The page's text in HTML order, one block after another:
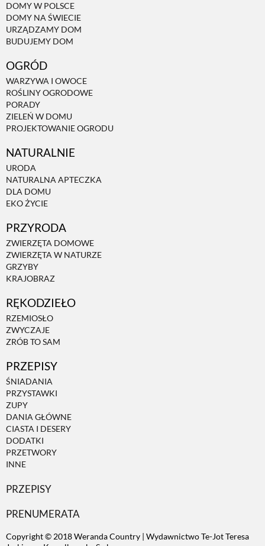
DOMY W POLSCE
DOMY NA ŚWIECIE
URZĄDZAMY DOM
BUDUJEMY DOM
OGRÓD
WARZYWA I OWOCE
ROŚLINY OGRODOWE
PORADY
ZIELEŃ W DOMU
PROJEKTOWANIE OGRODU
NATURALNIE
URODA
NATURALNA APTECZKA
DLA DOMU
EKO ŻYCIE
PRZYRODA
ZWIERZĘTA DOMOWE
ZWIERZĘTA W NATURZE
GRZYBY
KRAJOBRAZ
RĘKODZIEŁO
RZEMIOSŁO
ZWYCZAJE
ZRÓB TO SAM
PRZEPISY
ŚNIADANIA
PRZYSTAWKI
ZUPY
DANIA GŁÓWNE
CIASTA I DESERY
DODATKI
PRZETWORY
INNE
PRZEPISY
PRENUMERATA
Copyright © 2018 Weranda Country | Wydawnictwo Te-Jot Teresa